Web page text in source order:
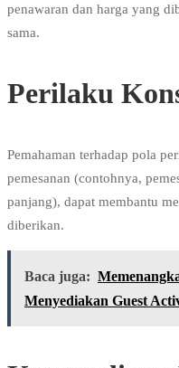
penawaran dan harga yang
sama.
Perilaku
Pemahaman terhadap pola
pemesanan (contohnya,
panjang), dapat membantu
diberikan.
Baca juga:
Menyediakan Guest